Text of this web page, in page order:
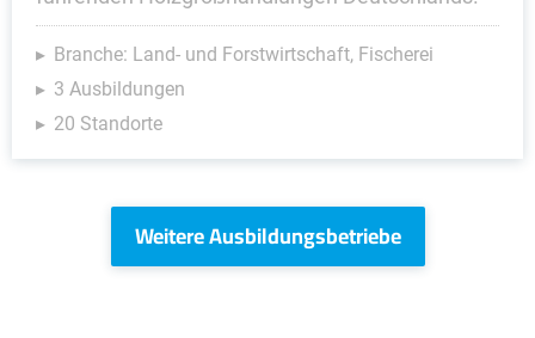
Branche: Land- und Forstwirtschaft, Fischerei
3 Ausbildungen
20 Standorte
Weitere Ausbildungsbetriebe